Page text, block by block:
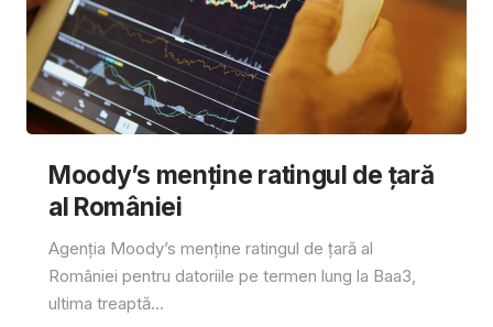
Moody’s menține ratingul de țară
al României
Agenția Moody’s menține ratingul de țară al
României pentru datoriile pe termen lung la Baa3,
ultima treaptă...